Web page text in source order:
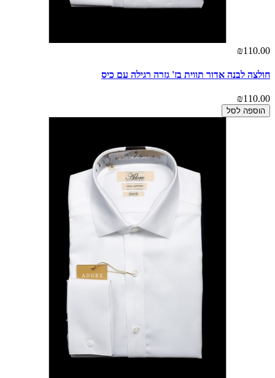
₪110.00
חולצה לבנה אדור תווית בז' גזרה רגילה עם כיס
₪110.00
הוספה לסל